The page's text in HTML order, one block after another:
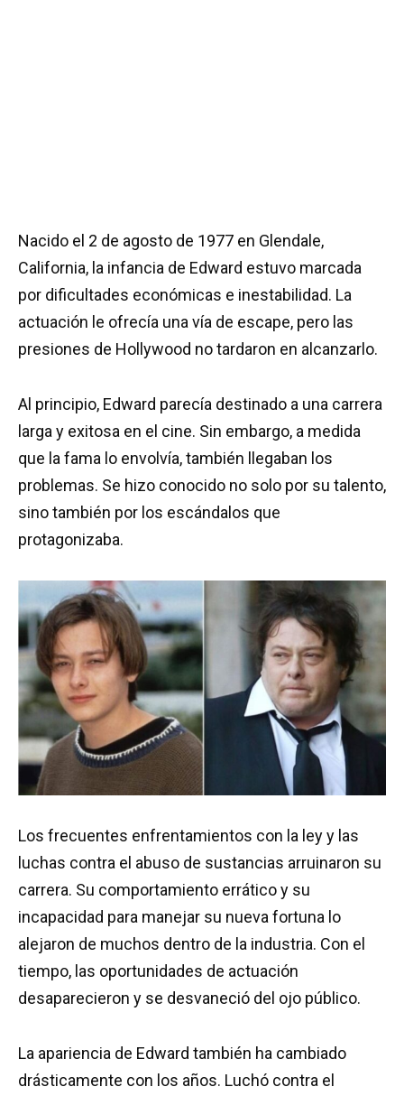
Nacido el 2 de agosto de 1977 en Glendale,
California, la infancia de Edward estuvo marcada
por dificultades económicas e inestabilidad. La
actuación le ofrecía una vía de escape, pero las
presiones de Hollywood no tardaron en alcanzarlo.
Al principio, Edward parecía destinado a una carrera
larga y exitosa en el cine. Sin embargo, a medida
que la fama lo envolvía, también llegaban los
problemas. Se hizo conocido no solo por su talento,
sino también por los escándalos que
protagonizaba.
Los frecuentes enfrentamientos con la ley y las
luchas contra el abuso de sustancias arruinaron su
carrera. Su comportamiento errático y su
incapacidad para manejar su nueva fortuna lo
alejaron de muchos dentro de la industria. Con el
tiempo, las oportunidades de actuación
desaparecieron y se desvaneció del ojo público.
La apariencia de Edward también ha cambiado
drásticamente con los años. Luchó contra el